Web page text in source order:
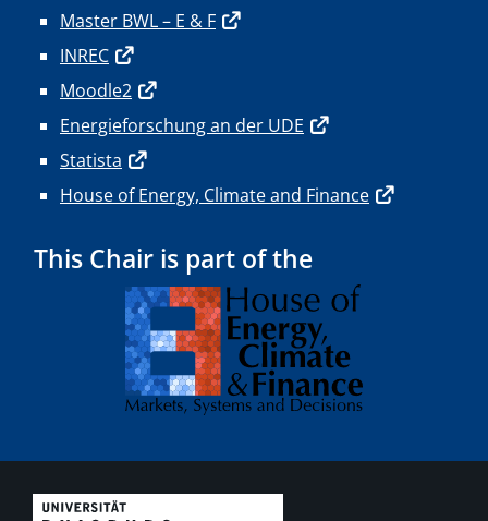
Master BWL – E & F
INREC
Moodle2
Energieforschung an der UDE
Statista
House of Energy, Climate and Finance
This Chair is part of the